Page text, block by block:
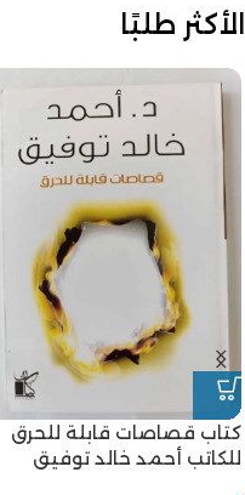
الأكثر طلبًا
كتاب قصاصات قابلة للحرق
للكاتب أحمد خالد توفيق